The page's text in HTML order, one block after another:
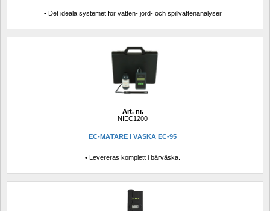
• Det ideala systemet för vatten- jord- och spillvattenanalyser
Art. nr.
NIEC1200
EC-MÄTARE I VÄSKA EC-95
• Levereras komplett i bärväska.